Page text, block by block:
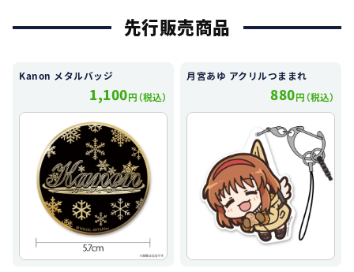
先行販売商品
Kanon メタルバッジ
1,100円（税込）
月宮あゆ アクリルつままれ
880円（税込）